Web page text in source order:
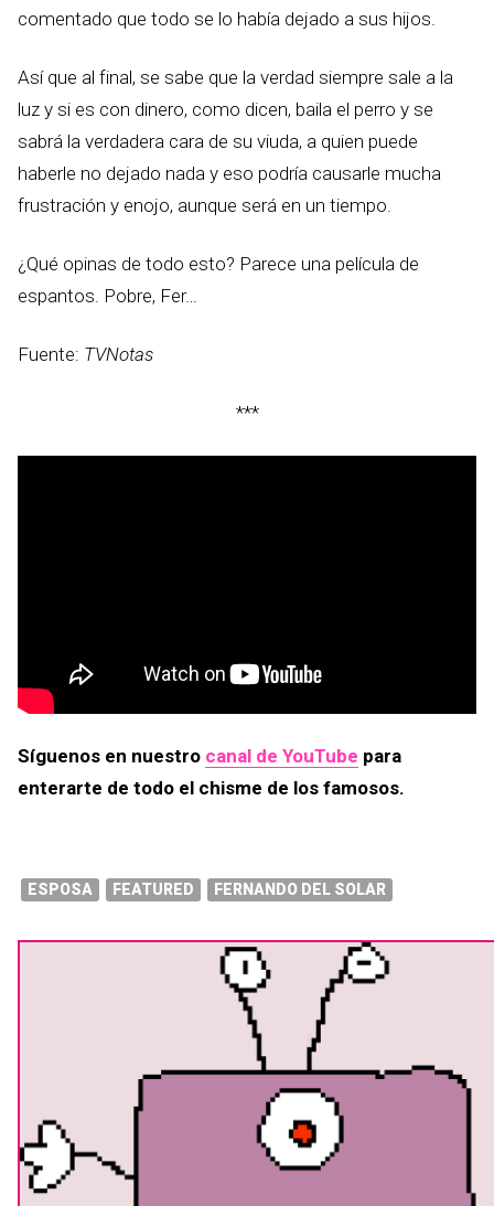
comentado que todo se lo había dejado a sus hijos.
Así que al final, se sabe que la verdad siempre sale a la
luz y si es con dinero, como dicen, baila el perro y se
sabrá la verdadera cara de su viuda, a quien puede
haberle no dejado nada y eso podría causarle mucha
frustración y enojo, aunque será en un tiempo.
¿Qué opinas de todo esto? Parece una película de
espantos. Pobre, Fer…
Fuente: TVNotas
***
Síguenos en nuestro canal de YouTube para
enterarte de todo el chisme de los famosos.
ESPOSA FEATURED FERNANDO DEL SOLAR